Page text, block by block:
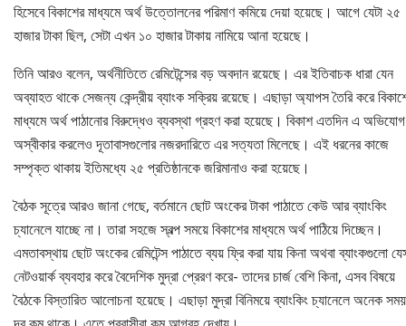
হিসেবে বিকাশের মাধ্যমে অর্থ উত্তোলনের পরিমাণ কমিয়ে দেয়া হয়েছে। আগে যেটা ২৫
হাজার টাকা ছিল, সেটা এখন ১০ হাজার টাকায় নামিয়ে আনা হয়েছে।
তিনি আরও বলেন, অর্থনীতিতে রেমিটেন্সের বড় অবদান রয়েছে। এর ইতিবাচক ধারা যেন
অব্যাহত থাকে সেজন্য কেন্দ্রীয় ব্যাংক সক্রিয় রয়েছে। এছাড়া অ্যাপস তৈরি করে
মাধ্যমে অর্থ পাঠানোর বিরুদ্ধেও ব্যবস্থা গ্রহণ করা হয়েছে। বিকাশ এতদিন এ অভিযোগ
অস্বীকার করলেও দূতাবাসগুলোর নজরদারিতে এর সত্যতা মিলেছে। এই ধরনের কাজে
সম্পৃক্ত থাকায় ইতিমধ্যে ২৫ প্রতিষ্ঠানকে জরিমানাও করা হয়েছে।
বৈঠক সূত্রে আরও জানা গেছে, বর্তমানে ছোট অংকের টাকা পাঠাতে কেউ আর ব্যাংকিং
চ্যানেলে যাচ্ছে না। তারা সহজে স্বল্প সময়ে বিকাশের মাধ্যমে অর্থ পাঠিয়ে দিচ্ছেন।
এমতাবস্থায় ছোট অংকের রেমিটেন্স পাঠাতে ব্যয় ফ্রি করা যায় কিনা অথবা ব্যাংকগুলো
নেটওয়ার্ক ব্যবহার করে বৈদেশিক মুদ্রা প্রেরণ করে- তাদের চার্জ বেশি কিনা, এসব বিষয়ে
বৈঠকে বিস্তারিত আলোচনা হয়েছে। এছাড়া মুদ্রা বিনিময়ে ব্যাংকিং চ্যানেলে অনেক সময়